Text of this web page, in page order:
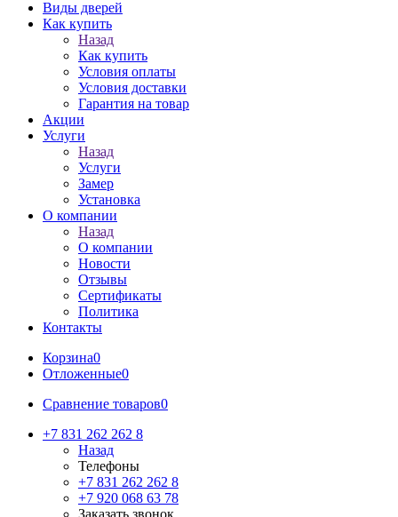
Виды дверей
Как купить
Назад
Как купить
Условия оплаты
Условия доставки
Гарантия на товар
Акции
Услуги
Назад
Услуги
Замер
Установка
О компании
Назад
О компании
Новости
Отзывы
Сертификаты
Политика
Контакты
Корзина0
Отложенные0
Сравнение товаров0
+7 831 262 262 8
Назад
Телефоны
+7 831 262 262 8
+7 920 068 63 78
Заказать звонок